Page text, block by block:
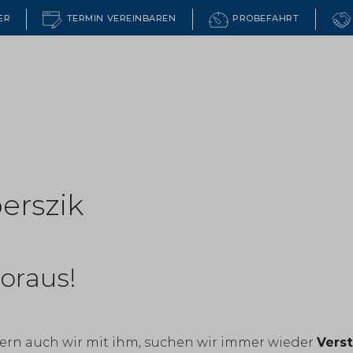
TERMIN VEREINBAREN PROBEFAHRT
auch wir mit ihm, suchen wir immer wieder